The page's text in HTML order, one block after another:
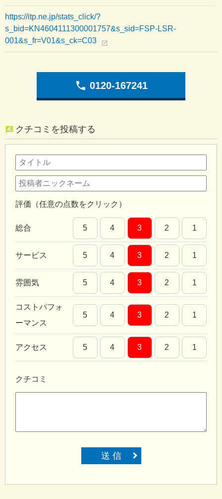
https://itp.ne.jp/stats_click/?
s_bid=KN4604111300001757&s_sid=FSP-LSR-
001&s_fr=V01&s_ck=C03
open_in_new
phone 0120-167241
クチコミを投稿する
評価（任意の点数をクリック）
総合 5 4 3 2 1
サービス 5 4 3 2 1
雰囲気 5 4 3 2 1
コストパフォ
ーマンス
5 4 3 2 1
アクセス 5 4 3 2 1
クチコミ
送 信